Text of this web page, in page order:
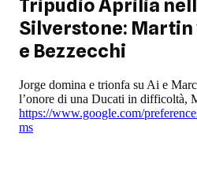
Tripudio Aprilia
Silverstone: Martin
e Bezzecchi
Jorge domina e trionfa su Ai e
l’onore di una Ducati in difficoltà,
https://www.google.com/
ms